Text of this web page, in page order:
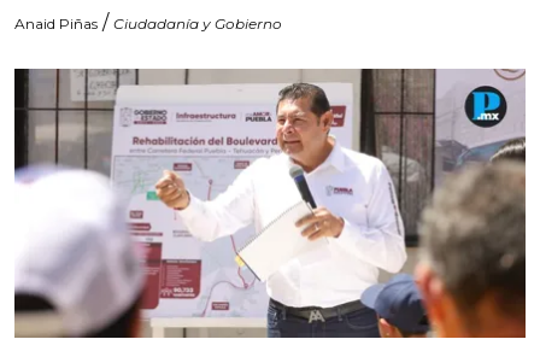
Anaid Piñas / Ciudadanía y Gobierno